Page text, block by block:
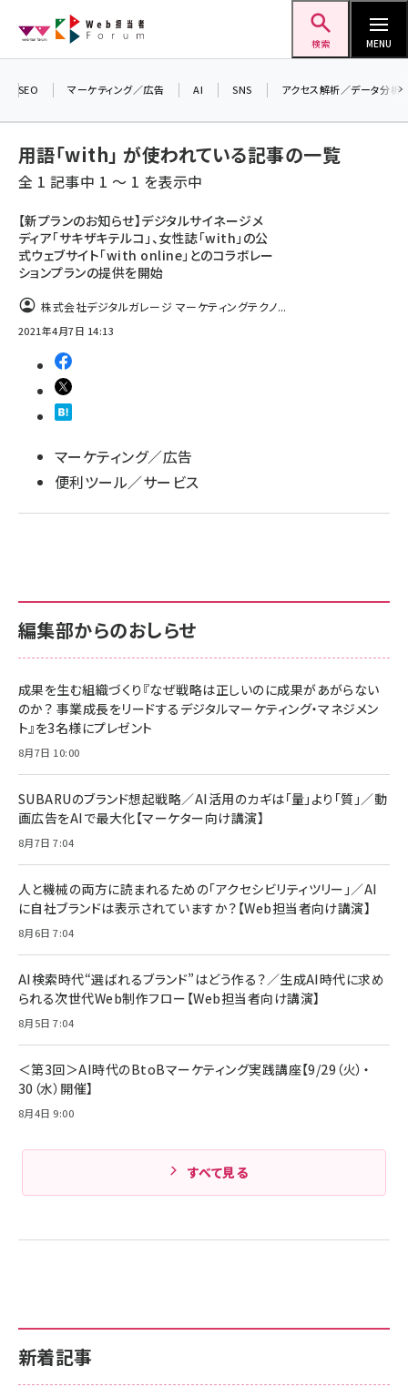
ン
検索 MENU
ai (2818)
youtube (2444)
note (2320)
セミナー (2313)
meo (1279)
SEO マーケティング／広告 AI SNS アクセス解析／データ分析
用語「with」 が使われている記事の一覧
全 1 記事中 1 ～ 1 を表示中
【新プランのお知らせ】デジタルサイネージメ
ディア「サキザキテルコ」、女性誌「with」の公
式ウェブサイト「with online」とのコラボレー
ションプランの提供を開始
株式会社デジタルガレージ マーケティングテクノ...
2021年4月7日 14:13
マーケティング／広告
便利ツール／サービス
新着記事
編集部からのおしらせ
成果を生む組織づくり『なぜ戦略は正しいのに成果があがらない
のか？ 事業成長をリードするデジタルマーケティング・マネジメン
ト』を3名様にプレゼント
8月7日 10:00
SUBARUのブランド想起戦略／AI活用のカギは「量」より「質」／動
画広告をAIで最大化【マーケター向け講演】
8月7日 7:04
人と機械の両方に読まれるための「アクセシビリティツリー」／AI
に自社ブランドは表示されていますか？【Web担当者向け講演】
8月6日 7:04
AI検索時代“選ばれるブランド”はどう作る？／生成AI時代に求め
られる次世代Web制作フロー【Web担当者向け講演】
8月5日 7:04
＜第3回＞AI時代のBtoBマーケティング実践講座【9/29（火）・
30（水）開催】
8月4日 9:00
すべて見る
＼ 8月27日開催、申し込み受付中！ ／
マーケティング フォーラム 2026」開催！
▼申し込みはこちらから▼